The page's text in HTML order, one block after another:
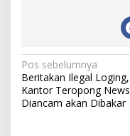
Navigasi
pos
Pos sebelumnya
Beritakan Ilegal Loging,
Kantor Teropong News
Diancam akan Dibakar